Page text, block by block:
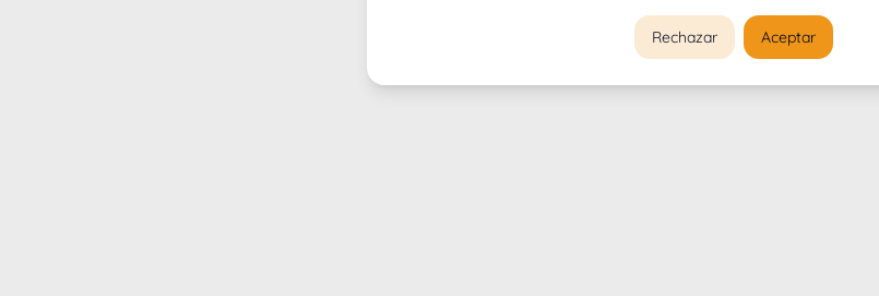
Rechazar Aceptar